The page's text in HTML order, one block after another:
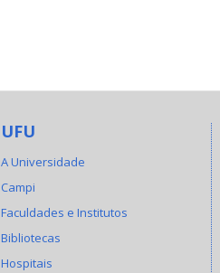
UFU
A Universidade
Campi
Faculdades e Institutos
Bibliotecas
Hospitais